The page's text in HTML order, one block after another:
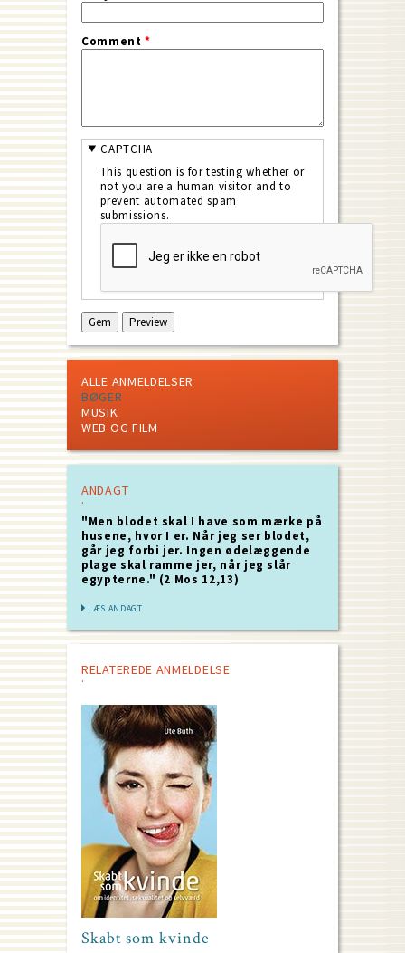
Comment*
CAPTCHA
This question is for testing whether or
not you are a human visitor and to
prevent automated spam
submissions.
ALLE ANMELDELSER
BØGER
MUSIK
WEB OG FILM
ANDAGT
"Men blodet skal I have som mærke på
husene, hvor I er. Når jeg ser blodet,
går jeg forbi jer. Ingen ødelæggende
plage skal ramme jer, når jeg slår
egypterne." (2 Mos 12,13)
LÆS ANDAGT
RELATEREDE ANMELDELSE
Skabt som kvinde